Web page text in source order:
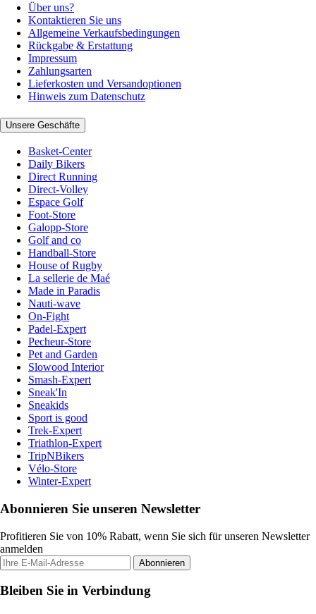
Über uns?
Kontaktieren Sie uns
Allgemeine Verkaufsbedingungen
Rückgabe & Erstattung
Impressum
Zahlungsarten
Lieferkosten und Versandoptionen
Hinweis zum Datenschutz
Unsere Geschäfte
Basket-Center
Daily Bikers
Direct Running
Direct-Volley
Espace Golf
Foot-Store
Galopp-Store
Golf and co
Handball-Store
House of Rugby
La sellerie de Maé
Made in Paradis
Nauti-wave
On-Fight
Padel-Expert
Pecheur-Store
Pet and Garden
Slowood Interior
Smash-Expert
Sneak'In
Sneakids
Sport is good
Trek-Expert
Triathlon-Expert
TripNBikers
Vélo-Store
Winter-Expert
Abonnieren Sie unseren Newsletter
Profitieren Sie von 10% Rabatt, wenn Sie sich für unseren Newsletter
anmelden
Abonnieren
Bleiben Sie in Verbindung